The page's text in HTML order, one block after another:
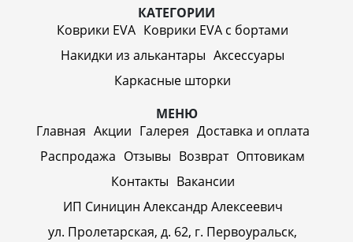
КАТЕГОРИИ
Коврики EVA Коврики EVA c бортами
Накидки из алькантары Аксессуары
Каркасные шторки
МЕНЮ
Главная Акции Галерея Доставка и оплата
Распродажа Отзывы Возврат Оптовикам
Контакты Вакансии
ИП Синицин Александр Алексеевич
ул. Пролетарская, д. 62, г. Первоуральск,